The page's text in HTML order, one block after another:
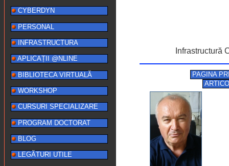
CYBERDYN
PERSONAL
INFRASTRUCTURA
APLICAȚII @NLINE
BIBLIOTECA VIRTUALĂ
WORKSHOP
CURSURI SPECIALIZARE
PROGRAM DOCTORAT
BLOG
LEGĂTURI UTILE
Infrastructură
PAGINA